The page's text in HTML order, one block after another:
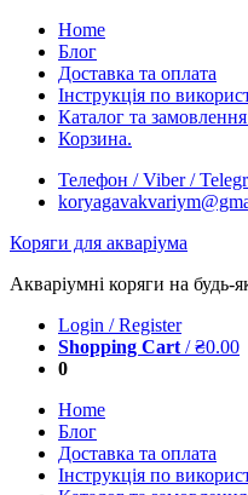
Skip
content
Home
Блог
Доставка та оплата
Інструкція по
Каталог та
Корзина.
Телефон / Viber /
Коряги для акваріума
Акваріумні коряги на будь-
Login / Register
Shopping Cart /₴0.00
0
Home
Блог
Доставка та оплата
Інструкція по